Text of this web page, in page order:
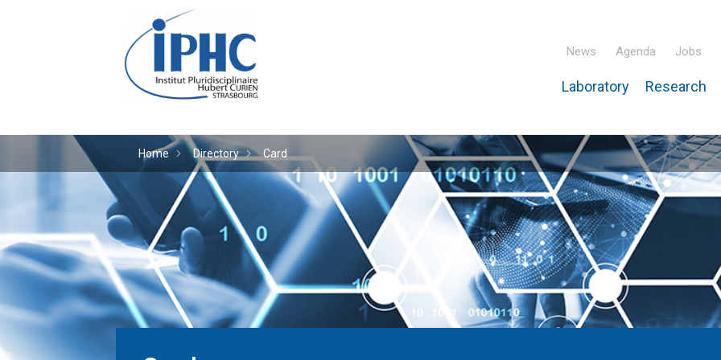
The Hubert Curien pluridisciplinary Institute – IPHC
News Agenda Jobs
Laboratory Research
Home Directory Card